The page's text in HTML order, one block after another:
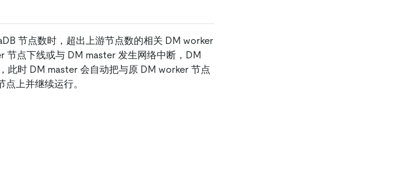
节点数时，超出上游节点数的相关 DM worker
节点下线或与 DM master 发生网络中断，DM
此时 DM master 会自动把与原 DM worker 节点
上并继续运行。